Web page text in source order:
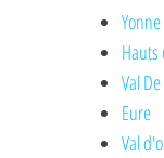
Yonne
Hauts
Val
Eure
Val